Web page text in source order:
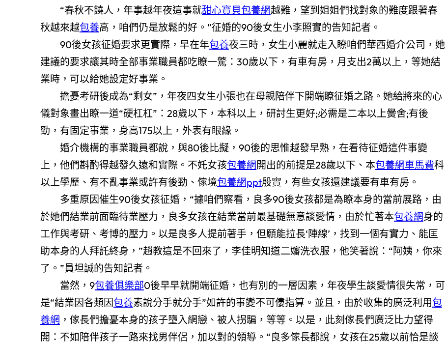
“春秋不饒人，年事越年夜這事就甜心寶貝包養網越難，望到姐姐們找對象的難度跟著春
秋越來越包養高，咱們仍是放鬆的好。”征婚的90後女生小李照實的告知記者。
90後女孩征婚要求更實際，早在年包養夜三時，女生小麗就走入瞭咱們華西婚介公司，她
建議的要求讓其時全部事業職員都吃瞭一驚：30歲以下，有車有房，月支出2萬以上，等她結
業時，可以給她設定好事業。
擔憂考研後成為“剩女”，年夜四女生小張也在母親陪伴下開端瞭征婚之路。她給將來的心
儀對象畫出瞭一道“硬杠杠”：28歲以下，本科以上，研討生更好;必需是二本以上黌舍;有後
勁，有固定事業，身高175以上，外表有眼緣。
婚介機構的事業職員都說，與80後比擬，90後的思惟越發早熟，在看待征婚這件事變
上，他們斟酌得越發久遠和實際。不奼女孩包養網開出的前提是28歲以下、本包養網車馬費科
以上學歷、有不亂事業或許有後勁、傢境包養網ppt殷實，有些女孩還建議要有車有房。
多重原因催生90後女孩征婚，“據咱們察看，良多90後女孩都是為瞭本身的當前展路，由
於她們結業前面臨待業壓力，良多女孩在結業當前最基礎無意談愛情，由於忙著本包養網身的
工作與考研、考博的壓力。以是良多人提前著手，但願能拉長‘陣線’，找到一個有實力、能匡
助本身的人拜託終身，”趙教這是不回來了，李佳明知道二嬸洗衣服，他笑著說：“阿姨，你來
了。”員坦誠的告知記者。
當然，9包養俱樂部0後早早就開端征婚，也有別的一層因素，年夜學生談愛情很失常，可
是“結業因各類因包養素說分手就分手”如許的事變不可僂指算。並且，由於收集的廣泛利用包
養網 ，傢長們擔憂本身的孩子墮入網戀、被人拐騙，等等。以是，此刻傢長們廣泛比力望得
開：不如陪伴孩子一路來找男伴侶，加以對的領導。“良多傢長都說，女孩在25歲以前恰是談